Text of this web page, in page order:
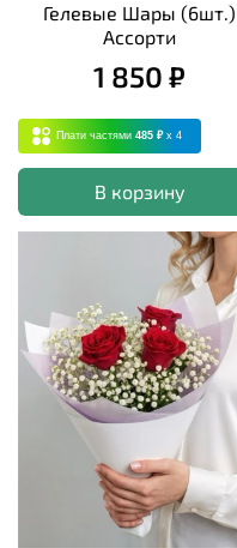
Гелевые Шары (6шт.)
Ассорти
1 850 ₽
Плати частями 485 ₽ x 4
В корзину